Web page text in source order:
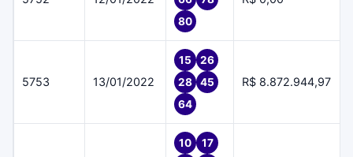
80
5753 13/01/2022
15
26
28
45
64
R$ 8.872.944,97
10
17